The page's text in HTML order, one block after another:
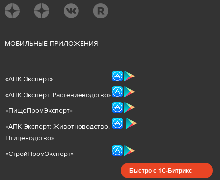
МОБИЛЬНЫЕ ПРИЛОЖЕНИЯ
«АПК Эксперт»
«АПК Эксперт. Растениеводство»
«ПищеПромЭксперт»
«АПК Эксперт: Животноводство.
Птицеводство»
«СтройПромЭксперт»
Быстро с 1С-Битрикс